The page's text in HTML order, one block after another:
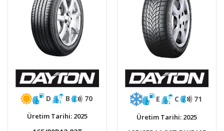
D B 70
Üretim Tarihi: 2025
E C 71
Üretim Tarihi: 2025